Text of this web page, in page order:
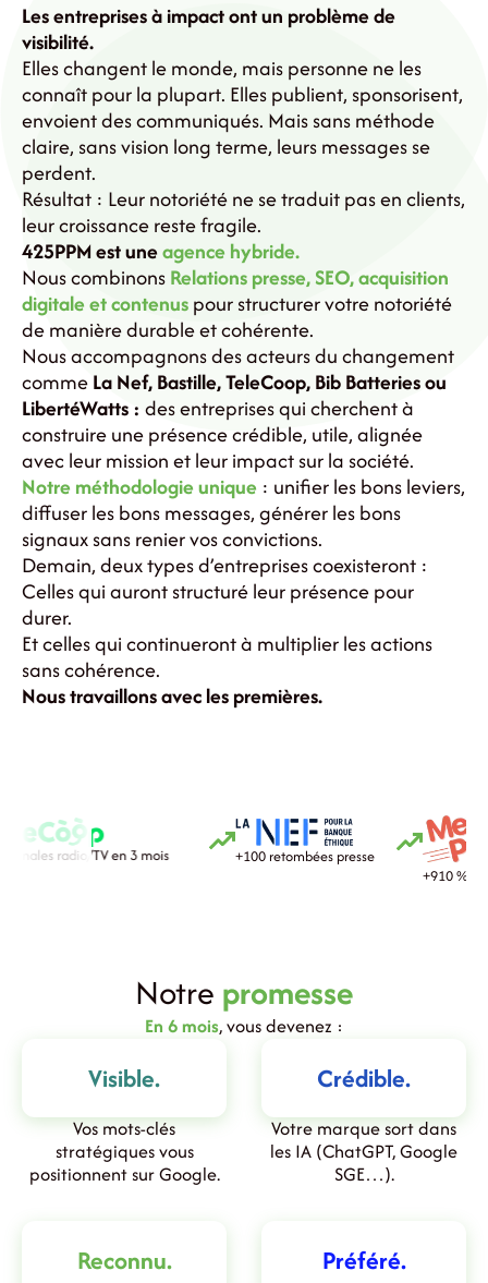
Les entreprises à impact ont un problème de
visibilité.
Elles changent le monde, mais personne ne les
connaît pour la plupart. Elles publient, sponsorisent,
envoient des communiqués. Mais sans méthode
claire, sans vision long terme, leurs messages se
perdent.
Résultat : Leur notoriété ne se traduit pas en clients,
leur croissance reste fragile.
425PPM est uneagence hybride.
Nous combinonsRelations presse, SEO, acquisition
digitale et contenuspour structurer votre notoriété
de manière durable et cohérente.
Nous accompagnons des acteurs du changement
commeLa Nef, Bastille, TeleCoop, Bib Batteries ou
LibertéWatts : des entreprises qui cherchent à
construire une présence crédible, utile, alignée
avec leur mission et leur impact sur la société.
Notre méthodologie unique : unifier les bons leviers,
diffuser les bons messages, générer les bons
signaux sans renier vos convictions.
Demain, deux types d’entreprises coexisteront :
Celles qui auront structuré leur présence pour
durer.
Et celles qui continueront à multiplier les actions
sans cohérence.
Nous travaillons avec les premières.
5 matinales radio/TV en 3 mois
+100 retombées presse
+910
Notre promesse
En 6 mois, vous devenez :
Visible.
Vos mots-clés
stratégiques vous
positionnent sur Google.
Crédible.
Votre marque sort dans
les IA (ChatGPT, Google
SGE…).
Reconnu. Préféré.